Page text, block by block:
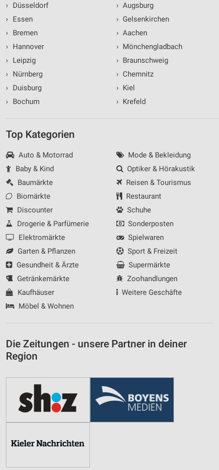
›
Düsseldorf
›
Essen
›
Bremen
›
Hannover
›
Leipzig
›
Nürnberg
›
Duisburg
›
Bochum
› Augsburg
› Gelsenkirchen
› Aachen
› Mönchengladbach
› Braunschweig
› Chemnitz
› Kiel
› Krefeld
Top Kategorien
Auto & Motorrad
Baby & Kind
Baumärkte
Biomärkte
Discounter
Drogerie & Parfümerie
Elektromärkte
Garten & Pflanzen
Gesundheit & Ärzte
Getränkemärkte
Kaufhäuser
Möbel & Wohnen
Mode & Bekleidung
Optiker & Hörakustik
Reisen & Tourismus
Restaurant
Schuhe
Sonderposten
Spielwaren
Sport & Freizeit
Supermärkte
Zoohandlungen
Weitere Geschäfte
Die Zeitungen - unsere Partner in deiner
Region